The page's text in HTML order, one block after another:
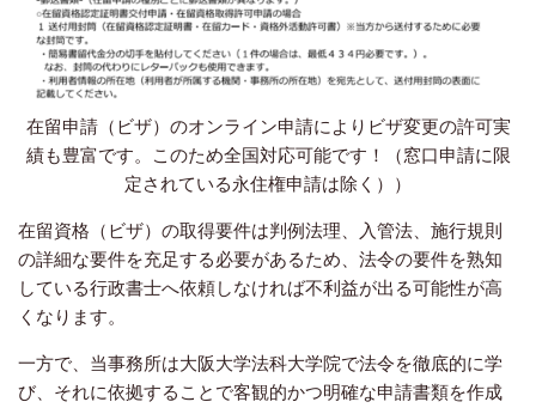
在留申請（ビザ）のオンライン申請によりビザ変更の許可実
績も豊富です。このため全国対応可能です！（窓口申請に限
定されている永住権申請は除く））
在留資格（ビザ）の取得要件は判例法理、入管法、施行規則
の詳細な要件を充足する必要があるため、法令の要件を熟知
している行政書士へ依頼しなければ不利益が出る可能性が高
くなります。
一方で、当事務所は大阪大学法科大学院で法令を徹底的に学
び、それに依拠することで客観的かつ明確な申請書類を作成